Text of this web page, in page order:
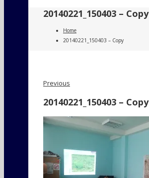
20140221_150403 – Copy
Home
20140221_150403 – Copy
Previous
20140221_150403 – Copy